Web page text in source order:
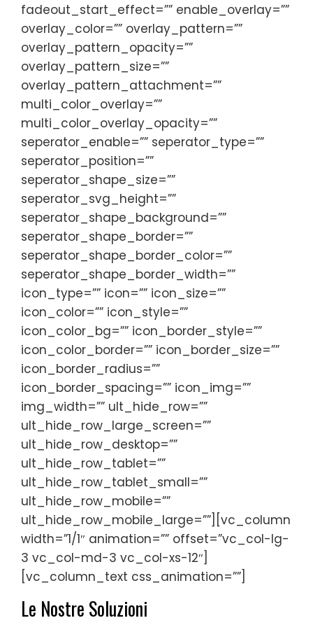
fadeout_start_effect=”” enable_overlay=””
overlay_color=”” overlay_pattern=””
overlay_pattern_opacity=””
overlay_pattern_size=””
overlay_pattern_attachment=””
multi_color_overlay=””
multi_color_overlay_opacity=””
seperator_enable=”” seperator_type=””
seperator_position=””
seperator_shape_size=””
seperator_svg_height=””
seperator_shape_background=””
seperator_shape_border=””
seperator_shape_border_color=””
seperator_shape_border_width=””
icon_type=”” icon=”” icon_size=””
icon_color=”” icon_style=””
icon_color_bg=”” icon_border_style=””
icon_color_border=”” icon_border_size=””
icon_border_radius=””
icon_border_spacing=”” icon_img=””
img_width=”” ult_hide_row=””
ult_hide_row_large_screen=””
ult_hide_row_desktop=””
ult_hide_row_tablet=””
ult_hide_row_tablet_small=””
ult_hide_row_mobile=””
ult_hide_row_mobile_large=””][vc_column
width=”1/1″ animation=”” offset=”vc_col-lg-
3 vc_col-md-3 vc_col-xs-12″]
[vc_column_text css_animation=””]
Le Nostre Soluzioni